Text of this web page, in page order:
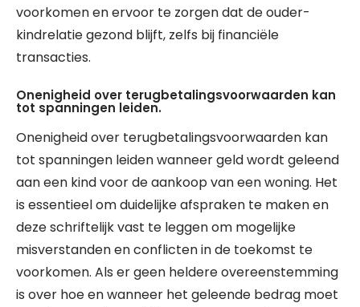
voorkomen en ervoor te zorgen dat de ouder-
kindrelatie gezond blijft, zelfs bij financiële
transacties.
Onenigheid over terugbetalingsvoorwaarden kan
tot spanningen leiden.
Onenigheid over terugbetalingsvoorwaarden kan
tot spanningen leiden wanneer geld wordt geleend
aan een kind voor de aankoop van een woning. Het
is essentieel om duidelijke afspraken te maken en
deze schriftelijk vast te leggen om mogelijke
misverstanden en conflicten in de toekomst te
voorkomen. Als er geen heldere overeenstemming
is over hoe en wanneer het geleende bedrag moet